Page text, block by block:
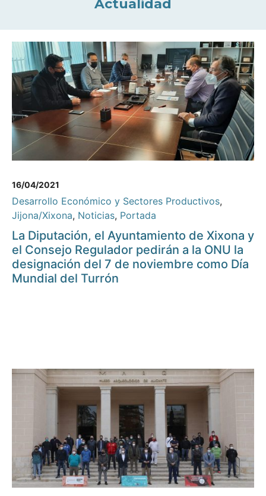
Actualidad
16/04/2021
Desarrollo Económico y Sectores Productivos,
Jijona/Xixona, Noticias, Portada
La Diputación, el Ayuntamiento de Xixona y
el Consejo Regulador pedirán a la ONU la
designación del 7 de noviembre como Día
Mundial del Turrón